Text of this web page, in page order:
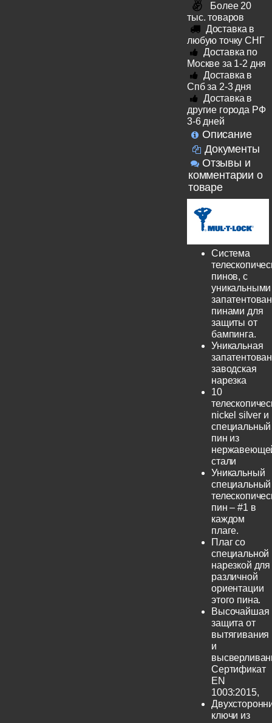
Более 20
тыс. товаров
Доставка в
любую точку СНГ
Доставка по
Москве за 1-2 дня
Доставка в
Спб за 2-3 дня
Доставка в
другие города РФ
3-6 дней
Описание
Документы
Отзывы и
комментарии о
товаре
Система
пинов, с
уникальными
пинами для
защиты от
бампинга.
Уникальная
заводская
нарезка
10
nickel silver и
специальный
пин из
стали
Уникальный
специальный
пин – #1 в
каждом
плаге.
Плаг со
специальной
нарезкой для
различной
ориентации
этого пина.
Высочайшая
защита от
вытягивания
и
Сертификат
EN
1003:2015,
ключи из